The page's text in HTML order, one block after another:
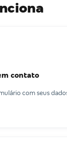
contato
com seus